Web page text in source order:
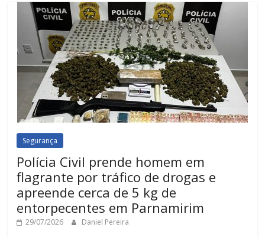
Segurança
Polícia Civil prende homem em
flagrante por tráfico de drogas e
apreende cerca de 5 kg de
entorpecentes em Parnamirim
29/07/2026 Daniel Pereira